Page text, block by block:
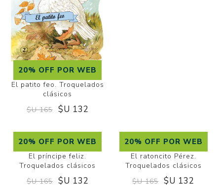
20% OFF POR WEB
El patito feo. Troquelados
clásicos
$U 165 $U 132
20% OFF POR WEB
El príncipe feliz.
Troquelados clásicos
$U 165 $U 132
20% OFF POR WEB
El ratoncito Pérez.
Troquelados clásicos
$U 165 $U 132